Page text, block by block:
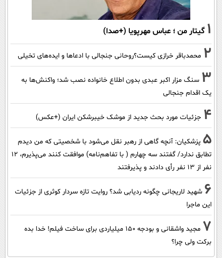
1 گیتار من ؛ عباس مهرپویا (+صدا)
2 محمدباقر خرازی کیست؟روحانی جنجالی با ادعاها و ایده‌های تخیلی
3 سنگ مزار اکبر عبدی بدون اطلاع خانواده نصب شد؛ واکنش‌ها به
یک اقدام جنجالی
4 جزئیات مورد بحث جدید از موشک خیبرشکن ایران (+عکس)
5 پزشکیان‌: آنچه گاهی از رهبر نقل می‌شود با شخصیتی که من دیدم
تطابق ندارد/ گفتند سه چهارم ( با تفاهم‌نامه) موافقت کنند می‌پذیرم، 12
نفر از 13 نفر رأی دادند و پذیرفتند
6 شهید لاریجانی چگونه ردیابی شد؟ روایت تازه سردار کوثری از جزئیات
این ماجرا
7
مجید واشقانی و بودجه 150 میلیاردی برای ساخت فیلم! خدا بده
برکت ولی چرا؟